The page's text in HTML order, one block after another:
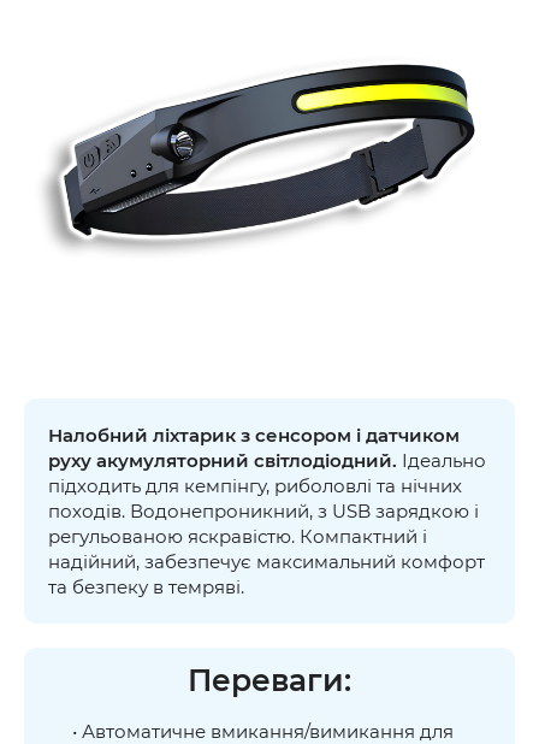
Налобний ліхтарик з сенсором і датчиком
руху акумуляторний світлодіодний. Ідеально
підходить для кемпінгу, риболовлі та нічних
походів. Водонепроникний, з USB зарядкою і
регульованою яскравістю. Компактний і
надійний, забезпечує максимальний комфорт
та безпеку в темряві.
Переваги:
• Автоматичне вмикання/вимикання для